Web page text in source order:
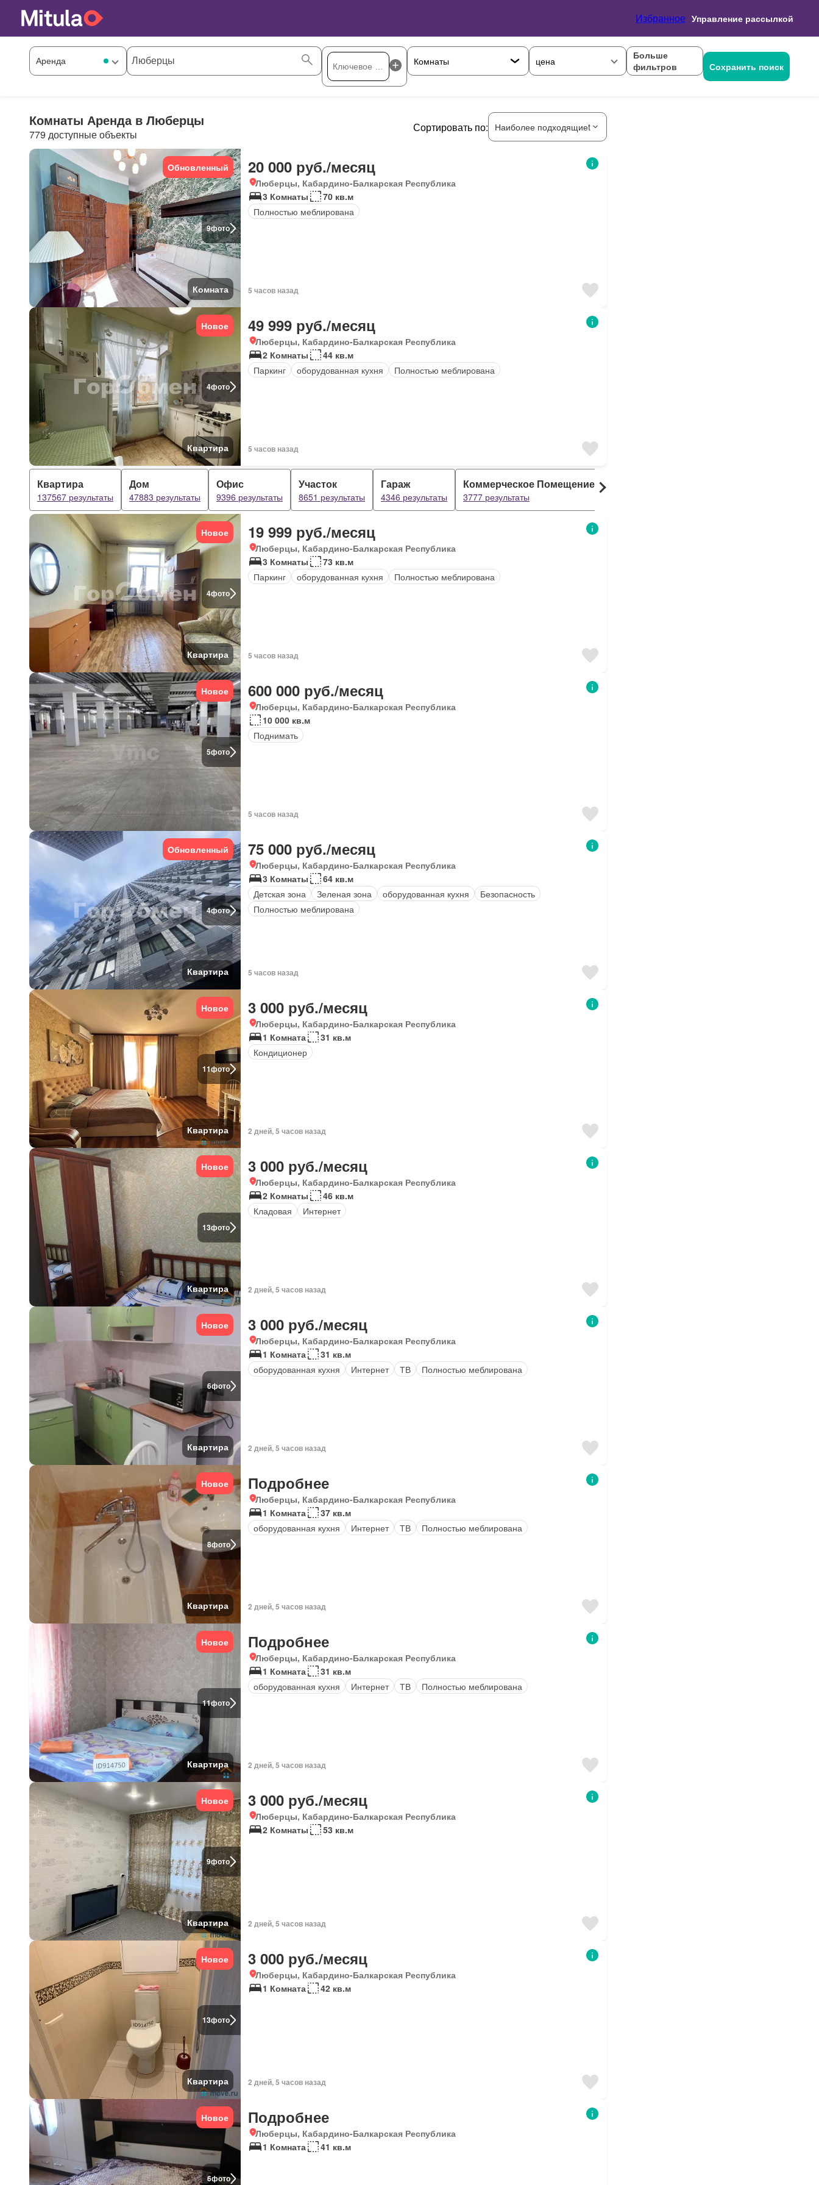
Избранное Управление рассылкой
цена
Больше
фильтров
Сохранить поиск
Комнаты Аренда в Люберцы
779 доступные объекты
Сортировать по: Наиболее подходящиеt
9фото
Обновленный
Комната
20 000 руб./месяц
Люберцы, Кабардино-Балкарская Республика
3 Комнаты
70 кв.м
Полностью меблирована
5 часов назад
4фото
Новое
Квартира
49 999 руб./месяц
Люберцы, Кабардино-Балкарская Республика
2 Комнаты
44 кв.м
Паркинг
оборудованная кухня Полностью меблирована
5 часов назад
Квартира
137567 результаты
Дом
47883 результаты
Офис
9396 результаты
Участок
8651 результаты
Гараж
4346 результаты
Коммерческое Помещение
3777 результаты
4фото
Новое
Квартира
19 999 руб./месяц
Люберцы, Кабардино-Балкарская Республика
3 Комнаты
73 кв.м
Паркинг
оборудованная кухня Полностью меблирована
5 часов назад
5фото
Новое 600 000 руб./месяц
Люберцы, Кабардино-Балкарская Республика
10 000 кв.м
Поднимать
5 часов назад
4фото
Обновленный
Квартира
75 000 руб./месяц
Люберцы, Кабардино-Балкарская Республика
3 Комнаты
64 кв.м
Детская зона
Зеленая зона оборудованная кухня
Безопасность
Полностью меблирована
5 часов назад
11фото
Новое
Квартира
3 000 руб./месяц
Люберцы, Кабардино-Балкарская Республика
1 Комната
31 кв.м
Кондиционер
2 дней, 5 часов назад
13фото
Новое
Квартира
3 000 руб./месяц
Люберцы, Кабардино-Балкарская Республика
2 Комнаты
46 кв.м
Кладовая
Интернет
2 дней, 5 часов назад
6фото
Новое
Квартира
3 000 руб./месяц
Люберцы, Кабардино-Балкарская Республика
1 Комната
31 кв.м
оборудованная кухня
Интернет ТВ Полностью меблирована
2 дней, 5 часов назад
8фото
Новое
Квартира
Подробнее
Люберцы, Кабардино-Балкарская Республика
1 Комната
37 кв.м
оборудованная кухня
Интернет ТВ Полностью меблирована
2 дней, 5 часов назад
11фото
Новое
Квартира
Подробнее
Люберцы, Кабардино-Балкарская Республика
1 Комната
31 кв.м
оборудованная кухня
Интернет ТВ Полностью меблирована
2 дней, 5 часов назад
9фото
Новое
Квартира
3 000 руб./месяц
Люберцы, Кабардино-Балкарская Республика
2 Комнаты
53 кв.м
2 дней, 5 часов назад
13фото
Новое
Квартира
3 000 руб./месяц
Люберцы, Кабардино-Балкарская Республика
1 Комната
42 кв.м
2 дней, 5 часов назад
6фото
Новое Подробнее
Люберцы, Кабардино-Балкарская Республика
1 Комната
41 кв.м